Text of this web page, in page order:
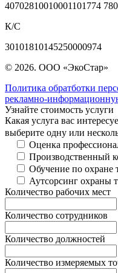
40702810010001101774
К/С
30101810145250000974
© 2026. ООО «ЭкоСтар»
Политика обратботки
рекламно-
Узнайте стоимость услуги
Какая услуга вас
выберите одну или
Оценка
Производственный
Обучение по охране
Аутсорсинг охраны
Количество рабочих мест
Количество сотрудников
Количество должностей
Количество измеряемых